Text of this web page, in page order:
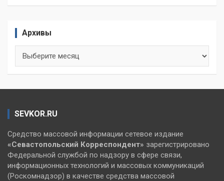
Архивы
SEVKOR.RU
Средство массовой информации сетевое издание
«Севастопольский Корреспондент» зарегистрировано
Федеральной службой по надзору в сфере связи,
информационных технологий и массовых коммуникаций
(Роскомнадзор) в качестве средства массовой